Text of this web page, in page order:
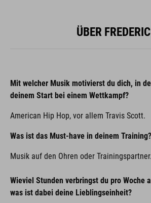
ÜBER FREDERIC
Mit welcher Musik motivierst du dich, in
deinem Start bei einem Wettkampf?
American Hip Hop, vor allem Travis Scott.
Was ist das Must-have in deinem Training?
Musik auf den Ohren oder Trainingspartner.
Wieviel Stunden verbringst du pro Woche
was ist dabei deine Lieblingseinheit?